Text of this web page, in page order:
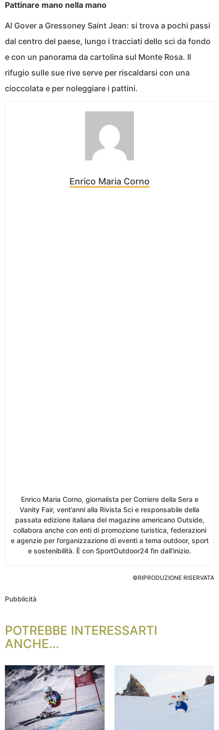
Pattinare mano nella mano
Al Gover a Gressoney Saint Jean: si trova a pochi passi
dal centro del paese, lungo i tracciati dello sci da fondo
e con un panorama da cartolina sul Monte Rosa. Il
rifugio sulle sue rive serve per riscaldarsi con una
cioccolata e per noleggiare i pattini.
Enrico Maria Corno
Enrico Maria Corno, giornalista per Corriere della Sera e
Vanity Fair, vent’anni alla Rivista Sci e responsabile della
passata edizione italiana del magazine americano Outside,
collabora anche con enti di promozione turistica, federazioni
e agenzie per l’organizzazione di eventi a tema outdoor, sport
e sostenibilità. È con SportOutdoor24 fin dall’inizio.
©RIPRODUZIONE RISERVATA
Pubblicità
POTREBBE INTERESSARTI
ANCHE...